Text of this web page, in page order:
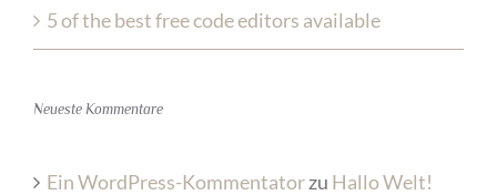
5 of the best free code editors available
Neueste Kommentare
Ein WordPress-Kommentatorzu Hallo Welt!